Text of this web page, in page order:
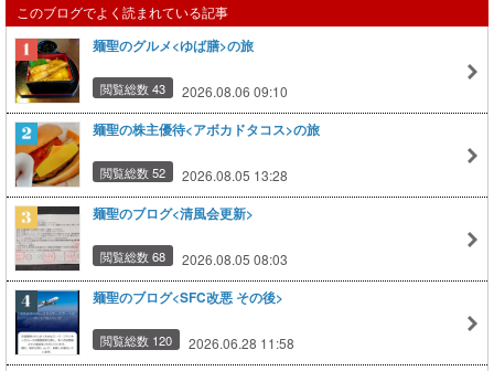
このブログでよく読まれている記事
麺聖のグルメ<ゆば膳>の旅
閲覧総数 43 2026.08.06 09:10
麺聖の株主優待<アボカドタコス>の旅
閲覧総数 52 2026.08.05 13:28
麺聖のブログ<清風会更新>
閲覧総数 68 2026.08.05 08:03
麺聖のブログ<SFC改悪 その後>
閲覧総数 120 2026.06.28 11:58